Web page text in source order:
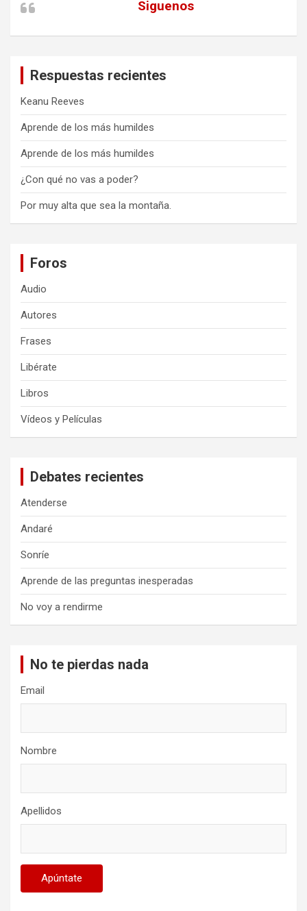
Siguenos
Respuestas recientes
Keanu Reeves
Aprende de los más humildes
Aprende de los más humildes
¿Con qué no vas a poder?
Por muy alta que sea la montaña.
Foros
Audio
Autores
Frases
Libérate
Libros
Vídeos y Películas
Debates recientes
Atenderse
Andaré
Sonríe
Aprende de las preguntas inesperadas
No voy a rendirme
No te pierdas nada
Email
Nombre
Apellidos